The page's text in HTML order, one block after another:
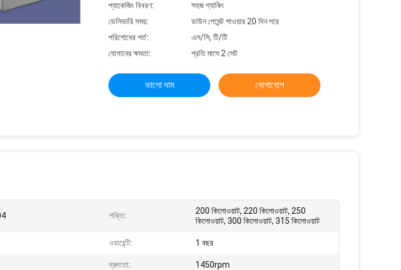
প্যাকেজিং বিবরণ:
সহজ প্যাকিং
ডেলিভারি সময়:
ডাউন পেমেন্ট পাওয়ার 20 দিন পরে
পরিশোধের শর্ত:
এল/সি, টি/টি
যোগানের ক্ষমতা:
প্রতি মাসে 2 সেট
ভালো দাম যোগাযোগ
শক্তি:
200 কিলোওয়াট, 220 কিলোওয়াট, 250
কিলোওয়াট, 300 কিলোওয়াট, 315 কিলোওয়াট
ওয়ারেন্টি: 1 বছর
দ্রুততা: 1450rpm